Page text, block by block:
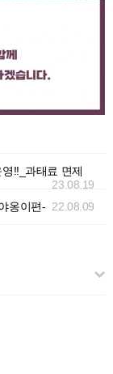
!!_과태료 면제
23.08.19
옹이편- 22.08.09